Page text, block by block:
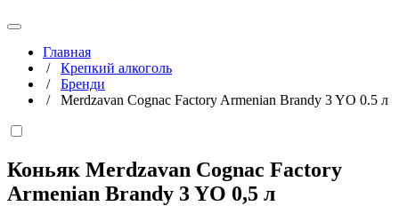
Главная
/ Крепкий алкоголь
/ Бренди
/ Merdzavan Cognac Factory Armenian Brandy 3 YO 0.5 л
Коньяк Merdzavan Cognac Factory
Armenian Brandy 3 YO 0,5 л